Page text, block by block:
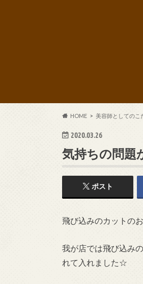
HOME 美容師としてのこ
2020.03.26
気持ちの問題
ポスト
飛び込みのカットの
我が店では飛び込み
れて入れました☆